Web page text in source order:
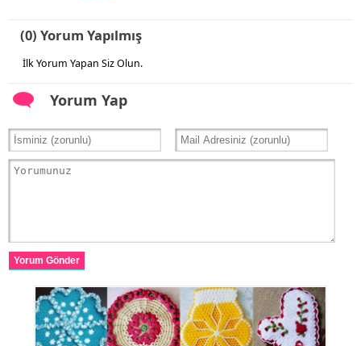
(0) Yorum Yapılmış
İlk Yorum Yapan Siz Olun.
Yorum Yap
Yorum Gönder